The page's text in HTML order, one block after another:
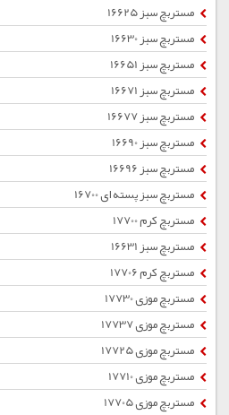
مستربچ سبز 16625
مستربچ سبز 16630
مستربچ سبز 16651
مستربچ سبز 16671
مستربچ سبز 16677
مستربچ سبز 16690
مستربچ سبز 16696
مستربچ سبز پسته ای 16700
مستربچ کرم 17700
مستربچ سبز 16631
مستربچ کرم 17706
مستربچ موزی 17730
مستربچ موزی 17737
مستربچ موزی 17725
مستربچ موزی 17710
مستربچ موزی 17705